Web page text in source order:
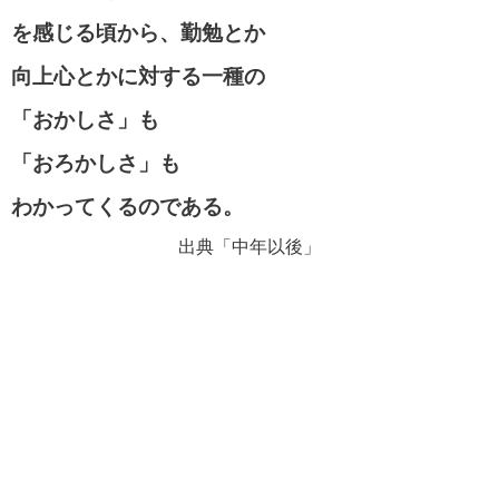
を感じる頃から、勤勉とか
向上心とかに対する一種の
「おかしさ」も
「おろかしさ」も
わかってくるのである。
出典「中年以後」